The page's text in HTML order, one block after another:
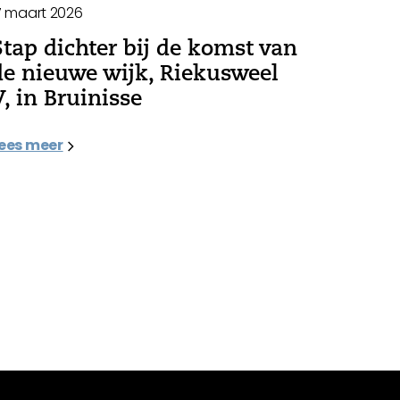
maart 2026
dichter bij de komst van
nieuwe wijk, Riekusweel
in Bruinisse
meer